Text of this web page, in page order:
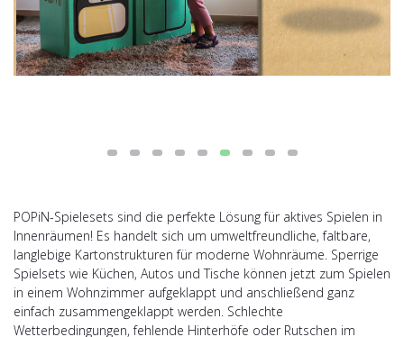
POPiN-Spielesets sind die perfekte Lösung für aktives Spielen in
Innenräumen! Es handelt sich um umweltfreundliche, faltbare,
langlebige Kartonstrukturen für moderne Wohnräume. Sperrige
Spielsets wie Küchen, Autos und Tische können jetzt zum Spielen
in einem Wohnzimmer aufgeklappt und anschließend ganz
einfach zusammengeklappt werden. Schlechte
Wetterbedingungen, fehlende Hinterhöfe oder Rutschen im